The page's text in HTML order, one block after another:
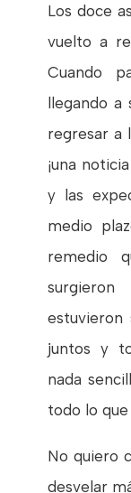
Los doce
vuelto a
Cuando
llegando
regresar a
¡una
y las
medio
remedio
estuvieron
juntos y
nada
todo lo
No quiero
desvelar